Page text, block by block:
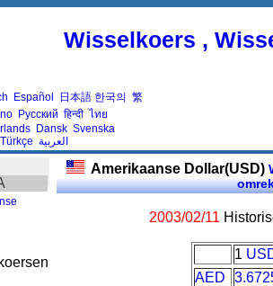
Wisselkoers ,
Español 日本語 한국의 繁
Русский हिन्दी ไทย
Dansk Svenska
Türkçe العربية
Amerikaanse Dollar(USD)
2003/02/11
1
AED